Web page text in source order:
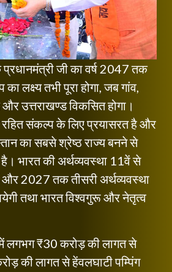
जी का वर्ष 2047 तक
लक्ष्य तभी पूरा होगा, जब गांव,
उत्तराखण्ड विकसित होगा।
रहित संकल्प के लिए प्रयासरत है और
का सबसे श्रेष्ठ राज्य बनने से
भारत की अर्थव्यवस्था 11वें से
2027 तक तीसरी अर्थव्यवस्था
तथा भारत विश्वगुरू और नेतृत्व
लगभग ₹30 करोड़ की लागत से
की लागत से हेंवलघाटी पम्पिंग